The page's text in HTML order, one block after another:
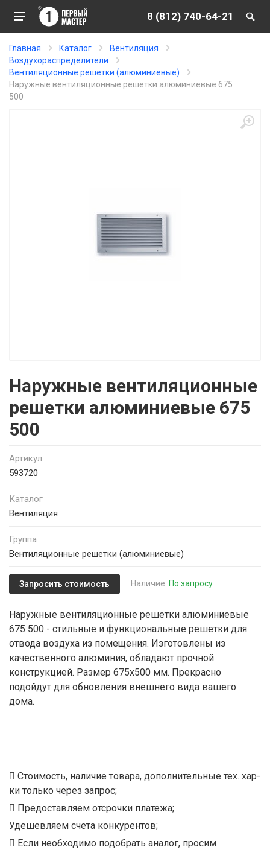
8 (812) 740-64-21
Главная Каталог
Вентиляция
Воздухораспределители
Вентиляционные решетки (алюминиевые)
Наружные вентиляционные решетки алюминиевые 675
500
Наружные вентиляционные
решетки алюминиевые 675
500
Артикул
593720
Каталог
Вентиляция
Группа
Вентиляционные решетки (алюминиевые)
Запросить стоимость Наличие: По запросу
Наружные вентиляционные решетки алюминиевые
675 500 - стильные и функциональные решетки для
отвода воздуха из помещения. Изготовлены из
качественного алюминия, обладают прочной
конструкцией. Размер 675х500 мм. Прекрасно
подойдут для обновления внешнего вида вашего
дома.
Стоимость, наличие товара, дополнительные тех. хар-
ки только через запрос;
Предоставляем отсрочки платежа;
Удешевляем счета конкурентов;
Если необходимо подобрать аналог, просим